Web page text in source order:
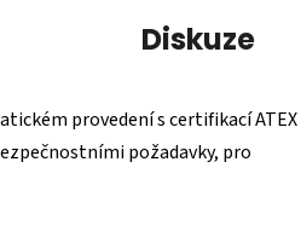
Diskuze
provedení s certifikací ATEX
požadavky, pro